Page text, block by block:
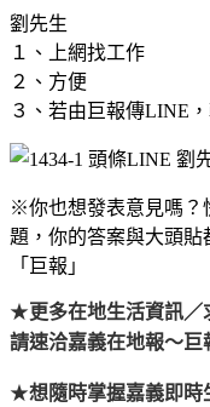
劉先生
１、上網找工作
２、方便
３、若由巨報傳LINE
※你也想發表意見嗎？
題，你的答案與大頭
「巨報」
★更多在地生活資訊／
請速洽嘉義在地報～巨
★想隨時掌握嘉義即時